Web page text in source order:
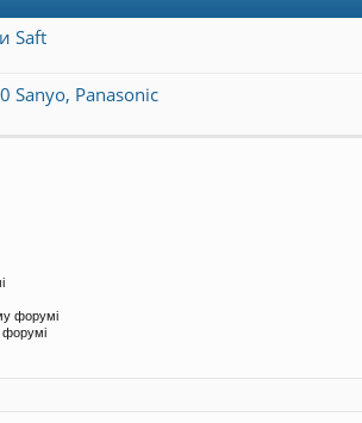
Saft
Sanyo, Panasonic
форумі
форумі